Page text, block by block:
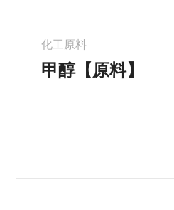
化工原料
甲醇【原料】